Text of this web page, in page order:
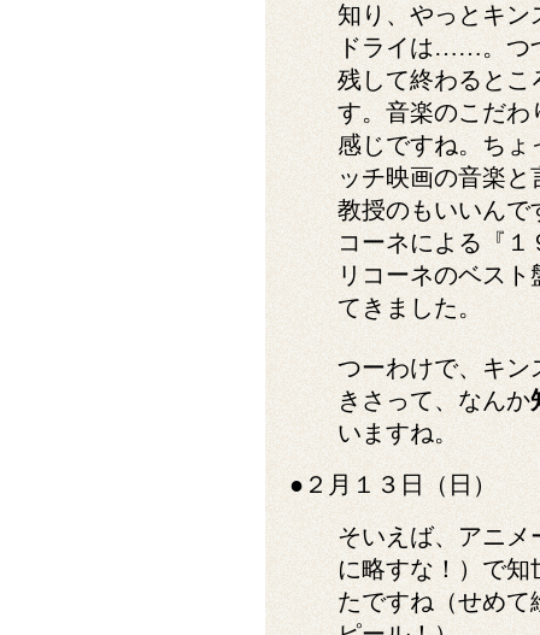
知り、やっとキン
ドライは……。つ
残して終わるとこ
す。音楽のこだわ
感じですね。ち
ッチ映画の音楽
教授のもいいんで
コーネによる『
リコーネのベス
てきました。
つーわけで、キン
きさって、なんか
いますね。
●２月１３日（日）
そいえば、アニメ
に略すな！）で知
たですね（せめ